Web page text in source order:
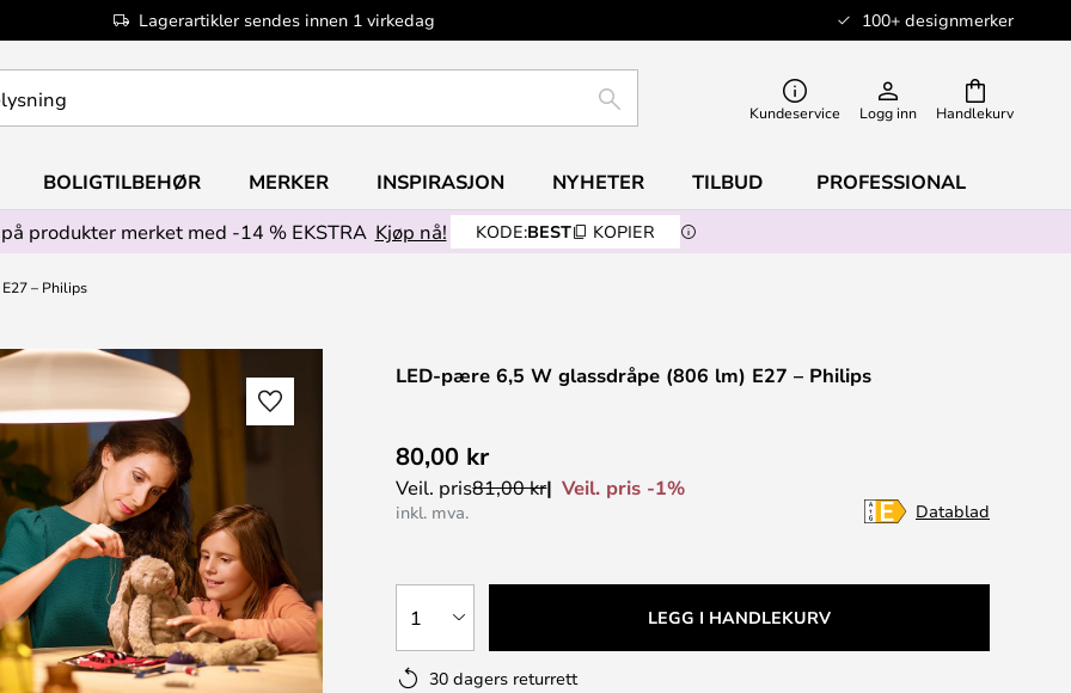
Lagerartikler sendes innen 1 virkedag 100+ designmerker
Handlekurv
SØK Kundeservice Logg inn
BOLIGTILBEHØR MERKER INSPIRASJON NYHETER TILBUD
PROFESSIONAL
produkter merket med -14 % EKSTRA Kjøp nå! KODE:BEST KOPIER
– Philips
LED-pære 6,5 W glassdråpe (806 lm) E27 – Philips
80,00 kr
Veil. pris81,00 kr Veil. pris -1%
inkl. mva. Datablad
1 LEGG I HANDLEKURV
30 dagers returrett